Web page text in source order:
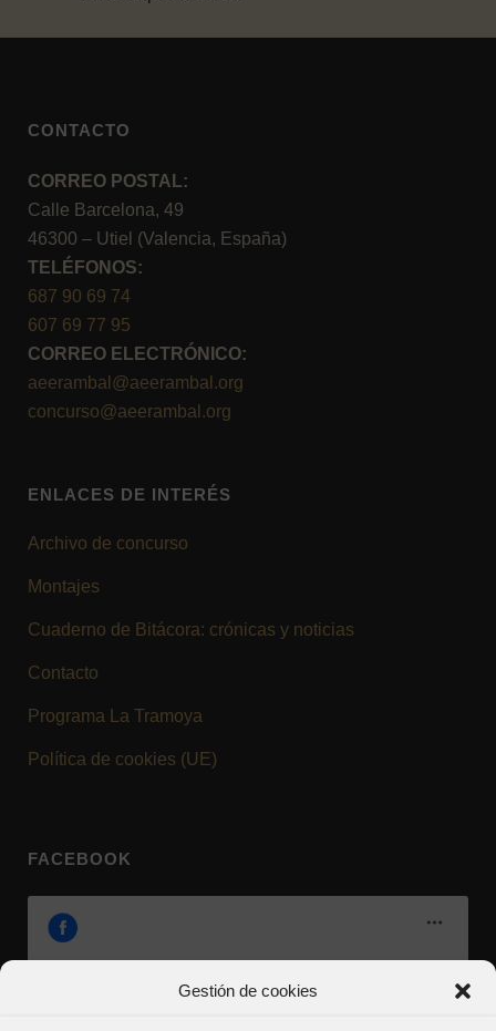
Gestión de cookies
CONTACTO
CORREO POSTAL:
Calle Barcelona, 49
46300 – Utiel (Valencia, España)
TELÉFONOS:
687 90 69 74
607 69 77 95
CORREO ELECTRÓNICO:
aeerambal@aeerambal.org
concurso@aeerambal.org
ENLACES DE INTERÉS
Archivo de concurso
Montajes
Cuaderno de Bitácora: crónicas y noticias
Contacto
Programa La Tramoya
Política de cookies (UE)
FACEBOOK